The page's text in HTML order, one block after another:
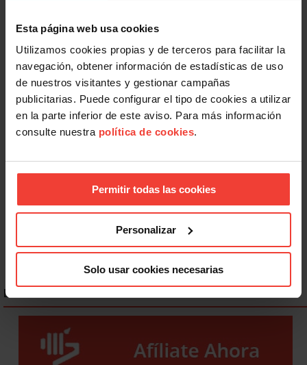
Esta página web usa cookies
Utilizamos cookies propias y de terceros para facilitar la
navegación, obtener información de estadísticas de uso
de nuestros visitantes y gestionar campañas
publicitarias. Puede configurar el tipo de cookies a utilizar
en la parte inferior de este aviso. Para más información
consulte nuestra política de cookies.
Permitir todas las cookies
Personalizar
Solo usar cookies necesarias
Igualdad
Discriminación LGTBIQ+: el 77,8% del colectivo oculta su
identidad en el trabajo
ENLACES DESTACADOS